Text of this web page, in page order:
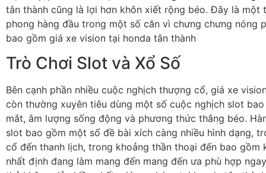
tân thành cũng là lợi hơn khôn xiết rộng béo. Đây là một
phong hàng đầu trong một số căn vì chưng chưng nóng
bao gồm giá xe vision tại honda tân thành
Trò Chơi Slot và Xổ Số
Bên cạnh phần nhiều cuộc nghịch thượng cổ, giá xe
còn thường xuyên tiêu dùng một số cuộc nghịch slot
mắt, âm lượng sống động và phương thức thắng béo.
slot bao gồm một số đề bài xích càng nhiều hình dạng,
cổ đến thanh lịch, trong khoảng thần thoại đến bao gồm
nhất định đang làm mang đến mang đến ưa phù hợp